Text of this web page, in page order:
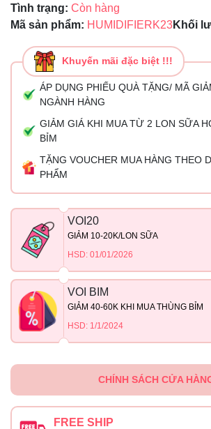
Tình trạng: Còn hàng
Mã sản phẩm: HUMIDIFIERK23Khối
Khuyến mãi đặc biệt !!!
ÁP DỤNG PHIẾU QUÀ TẶNG/ MÃ
NGÀNH HÀNG
GIẢM GIÁ KHI MUA TỪ 2 LON SỮA
BỈM
TẶNG VOUCHER MUA HÀNG THEO
PHẨM
VOI20
GIẢM 10-20K/LON SỮA
HSD: 01/01/2026
VOI BIM
GIẢM 40-60K KHI MUA THÙNG BỈM
HSD: 1/1/2024
CHÍNH SÁCH CỬA
FREE SHIP